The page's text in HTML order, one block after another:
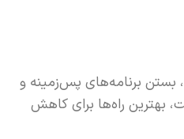
بستن برنامه‌های پس‌زمینه و
بهترین راه‌ها برای کاهش